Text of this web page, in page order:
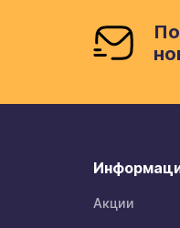
Акции